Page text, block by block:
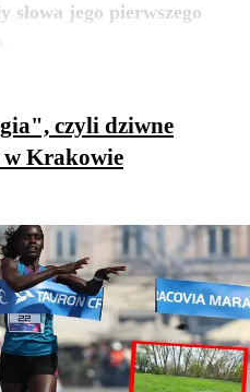
słowa jego pierwszego
zobacz więcej
czyli dziwne
Krakowie